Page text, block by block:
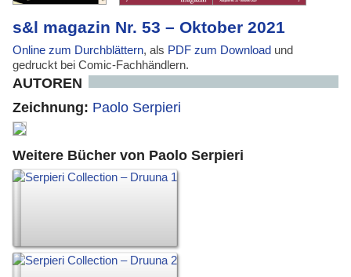
s&l magazin Nr. 53 – Oktober 2021
Online zum Durchblättern, als PDF zum Download und
gedruckt bei Comic-Fachhändlern.
AUTOREN
Zeichnung: Paolo Serpieri
Weitere Bücher von Paolo Serpieri